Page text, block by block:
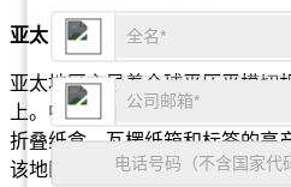
亚太
亚太地区主导着全球平压平模切
上。中国和印度是主要贡献者
折叠纸盒、瓦楞纸箱和标签的高
该地区近 40% 的市场份额。印度